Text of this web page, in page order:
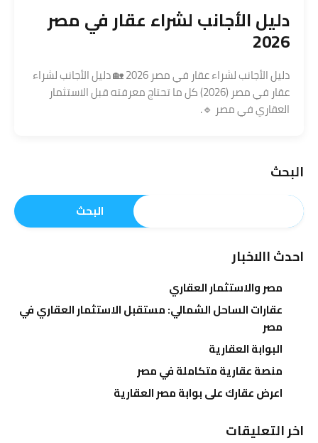
دليل الأجانب لشراء عقار في مصر
2026
دليل الأجانب لشراء عقار في مصر 2026 🏡 دليل الأجانب لشراء
عقار في مصر (2026) كل ما تحتاج معرفته قبل الاستثمار
العقاري في مصر 🔹.
البحث
البحث
احدث االاخبار
مصر والاستثمار العقاري
عقارات الساحل الشمالي: مستقبل الاستثمار العقاري في
مصر
البوابة العقارية
منصة عقارية متكاملة في مصر
اعرض عقارك على بوابة مصر العقارية
اخر التعليقات